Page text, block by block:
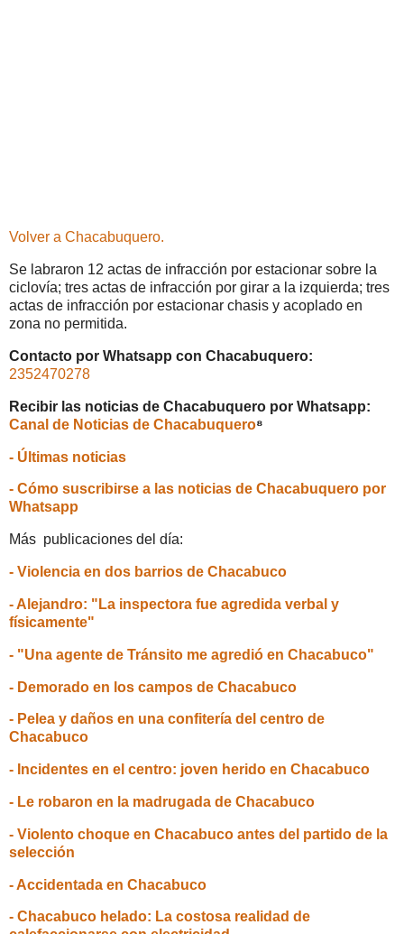
Volver a Chacabuquero.
Se labraron 12 actas de infracción por estacionar sobre la
ciclovía; tres actas de infracción por girar a la izquierda; tres
actas de infracción por estacionar chasis y acoplado en
zona no permitida.
Contacto por Whatsapp con Chacabuquero:
2352470278
Recibir las noticias de Chacabuquero por Whatsapp:
Canal de Noticias de Chacabuquero⁸
- Últimas noticias
- Cómo suscribirse a las noticias de Chacabuquero por
Whatsapp
Más publicaciones del día:
- Violencia en dos barrios de Chacabuco
- Alejandro: "La inspectora fue agredida verbal y
físicamente"
- "Una agente de Tránsito me agredió en Chacabuco"
- Demorado en los campos de Chacabuco
- Pelea y daños en una confitería del centro de
Chacabuco
- Incidentes en el centro: joven herido en Chacabuco
- Le robaron en la madrugada de Chacabuco
- Violento choque en Chacabuco antes del partido de la
selección
- Accidentada en Chacabuco
- Chacabuco helado: La costosa realidad de